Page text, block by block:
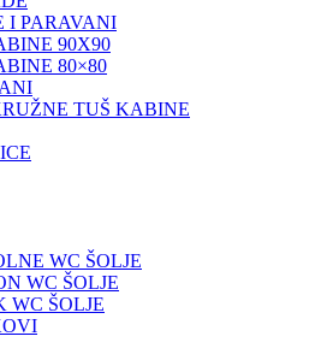
I PARAVANI
90X90
80×80
TUŠ KABINE
WC ŠOLJE
WC ŠOLJE
WC ŠOLJE